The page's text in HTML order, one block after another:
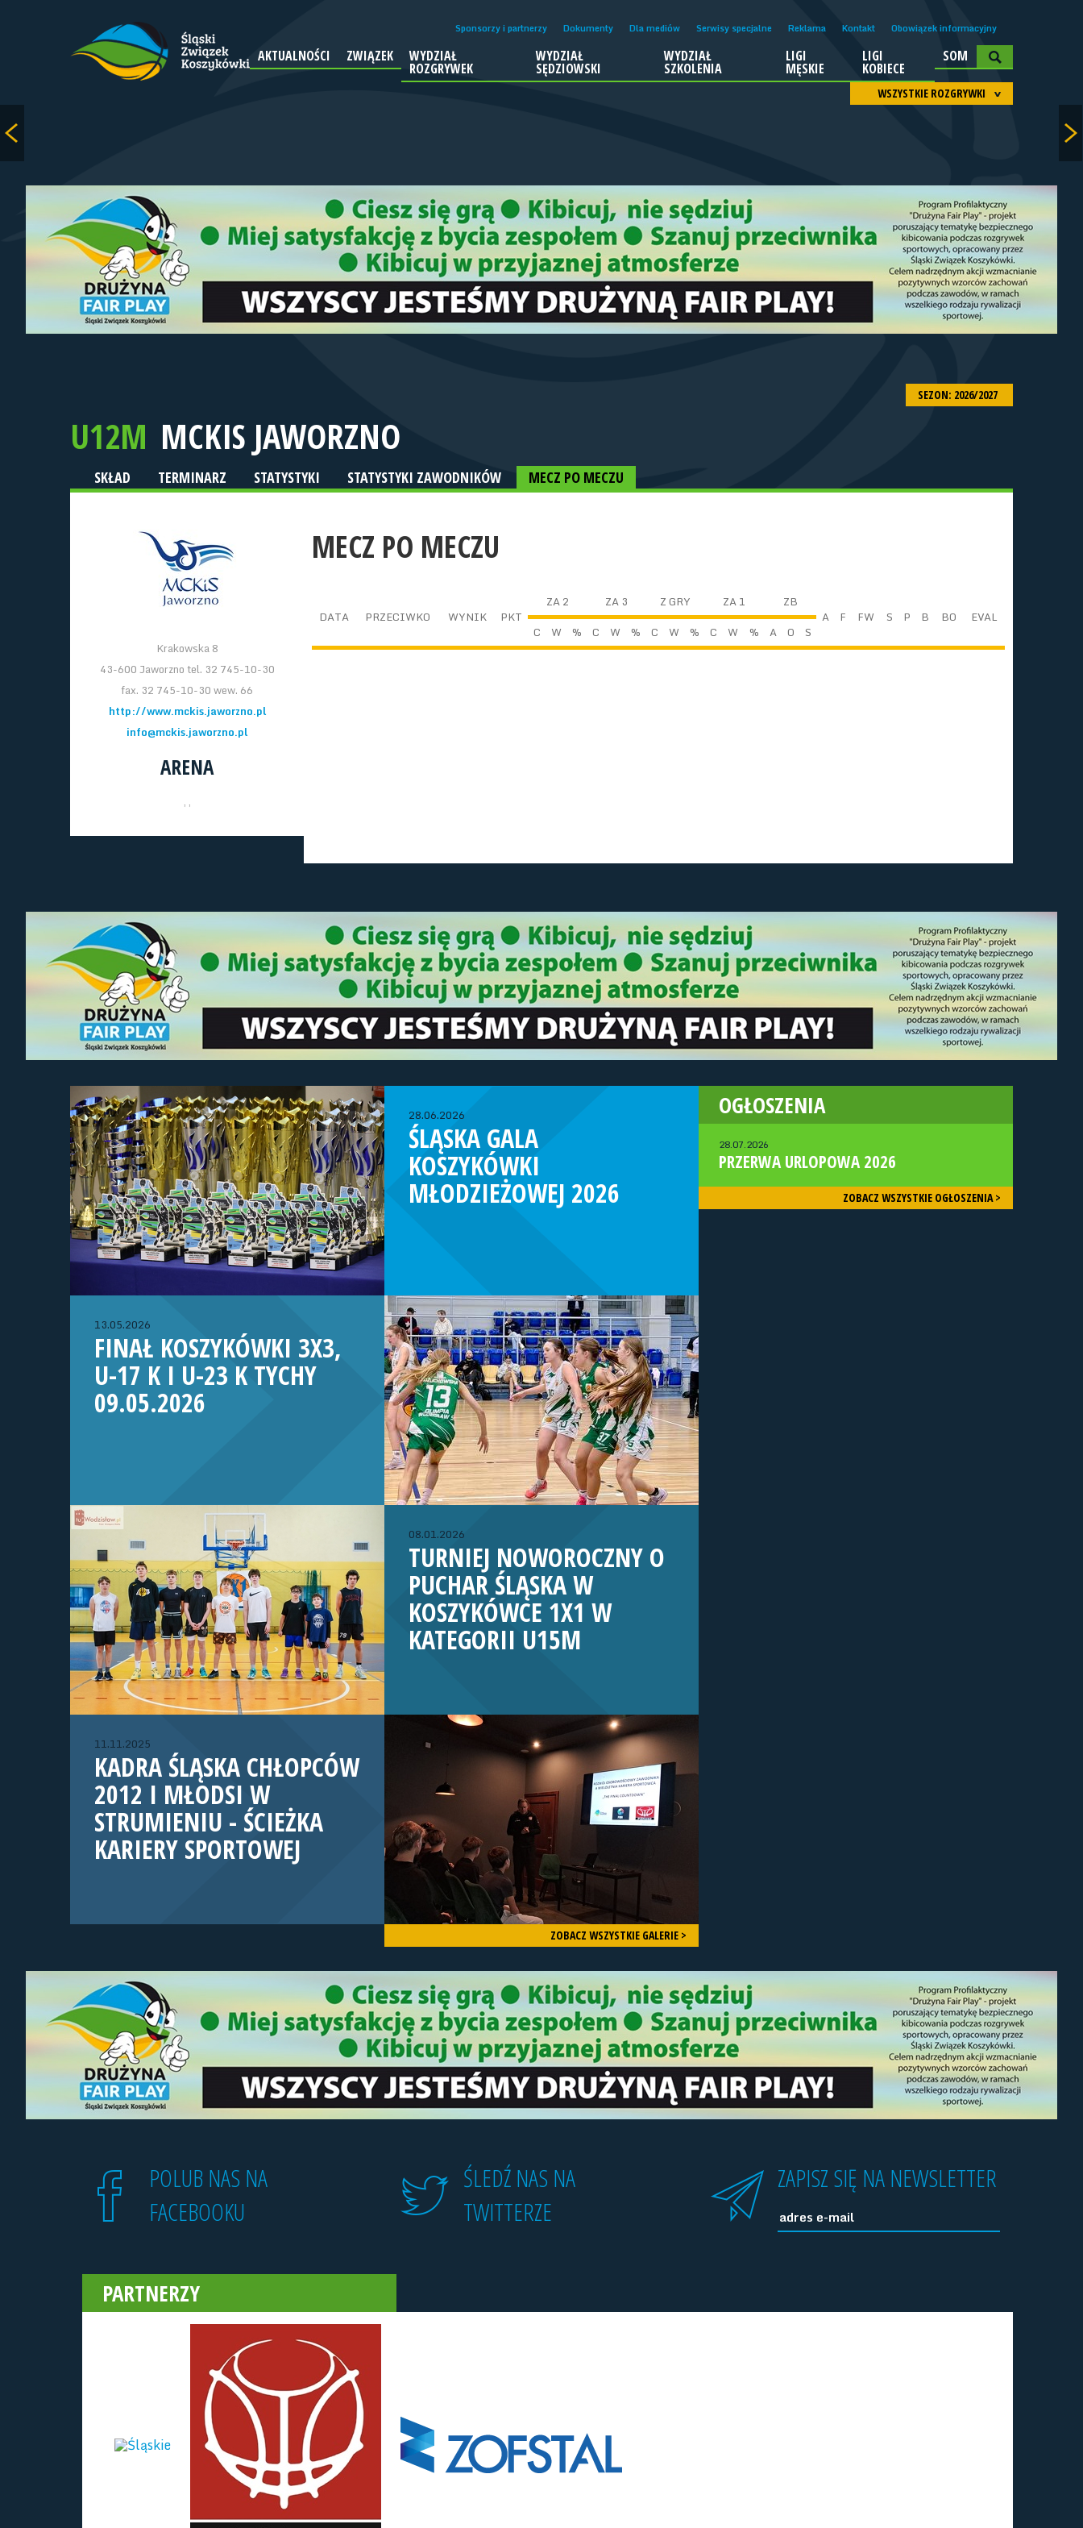
Sponsorzy i partnerzy Dokumenty Dla mediów Serwisy specjalne Reklama Kontakt Obowiązek informacyjny
AKTUALNOŚCI ZWIĄZEK WYDZIAŁ
ROZGRYWEK
WYDZIAŁ
SĘDZIOWSKI
WYDZIAŁ
SZKOLENIA
LIGI
MĘSKIE
LIGI
KOBIECE
SOM
WSZYSTKIE ROZGRYWKI
SEZON: 2026/2027
U12M MCKIS JAWORZNO
SKŁAD TERMINARZ STATYSTYKI STATYSTYKI ZAWODNIKÓW MECZ PO MECZU
Krakowska 8
43-600 Jaworzno tel. 32 745-10-30
fax. 32 745-10-30 wew. 66
http://www.mckis.jaworzno.pl
info@mckis.jaworzno.pl
ARENA
, ,
MECZ PO MECZU
DATA PRZECIWKO WYNIK PKT
ZA 2 ZA 3 Z GRY ZA 1
ZB
A
F FW S P B BO
EVAL
C
W % C W % C W % C W % A O S
28.06.2026
ŚLĄSKA GALA
KOSZYKÓWKI
MŁODZIEŻOWEJ 2026
13.05.2026
FINAŁ KOSZYKÓWKI 3X3,
U-17 K I U-23 K TYCHY
09.05.2026
08.01.2026
TURNIEJ NOWOROCZNY O
PUCHAR ŚLĄSKA W
KOSZYKÓWCE 1X1 W
KATEGORII U15M
11.11.2025
KADRA ŚLĄSKA CHŁOPCÓW
2012 I MŁODSI W
STRUMIENIU - ŚCIEŻKA
KARIERY SPORTOWEJ
ZOBACZ WSZYSTKIE GALERIE >
OGŁOSZENIA
28.07.2026
PRZERWA URLOPOWA 2026
ZOBACZ WSZYSTKIE OGŁOSZENIA >
POLUB NAS NA
FACEBOOKU
ŚLEDŹ NAS NA
TWITTERZE
ZAPISZ SIĘ NA NEWSLETTER
PARTNERZY